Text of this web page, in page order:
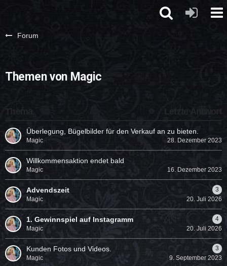
Forum
Themen von Magic
Thema Letzte Antwort
Überlegung, Bügelbilder für den Verkauf an zu bieten.
Magic 28. Dezember 2023
Willkommensaktion endet bald
Magic 16. Dezember 2023
Advendszeit
3
Magic
20. Juli 2026
1. Gewinnspiel auf Instagramm
4
Magic
20. Juli 2026
Kunden Fotos und Videos.
3
Magic
9. September 2023